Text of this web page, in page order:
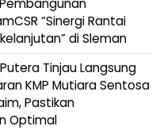
“Sinergi Rantai
di Sleman
Tinjau Langsung
KMP Mutiara Sentosa
Pastikan
Optimal